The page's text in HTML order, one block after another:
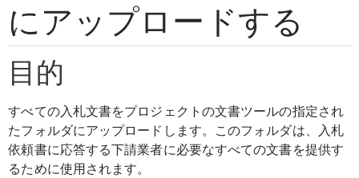
にアップロードする
目的
すべての入札文書をプロジェクトの文書ツールの指定され
たフォルダにアップロードします。このフォルダは、入札
依頼書に応答する下請業者に必要なすべての文書を提供す
るために使用されます。